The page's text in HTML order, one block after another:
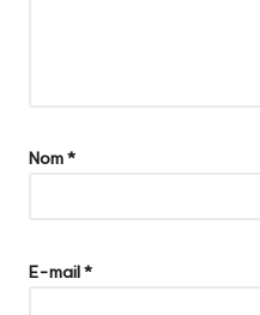
Nom*
E-mail*